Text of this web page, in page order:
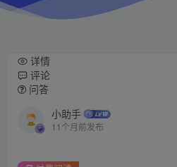
详情
评论
问答
小助手
11个月前发布